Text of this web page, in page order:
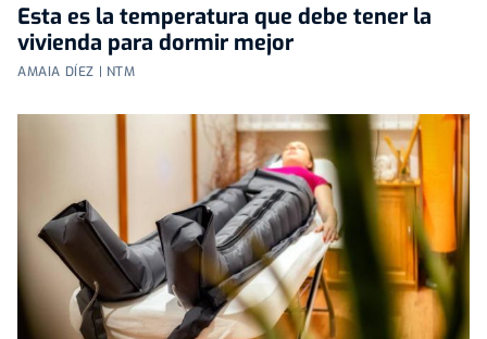
Esta es la temperatura que debe tener la
vivienda para dormir mejor
AMAIA DÍEZ | NTM